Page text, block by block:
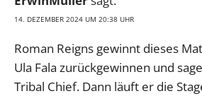
14. DEZEMBER 2024 UM 20:38 UHR
Roman Reigns gewinnt dieses
Ula Fala zurückgewinnen und
Tribal Chief. Dann läuft er die